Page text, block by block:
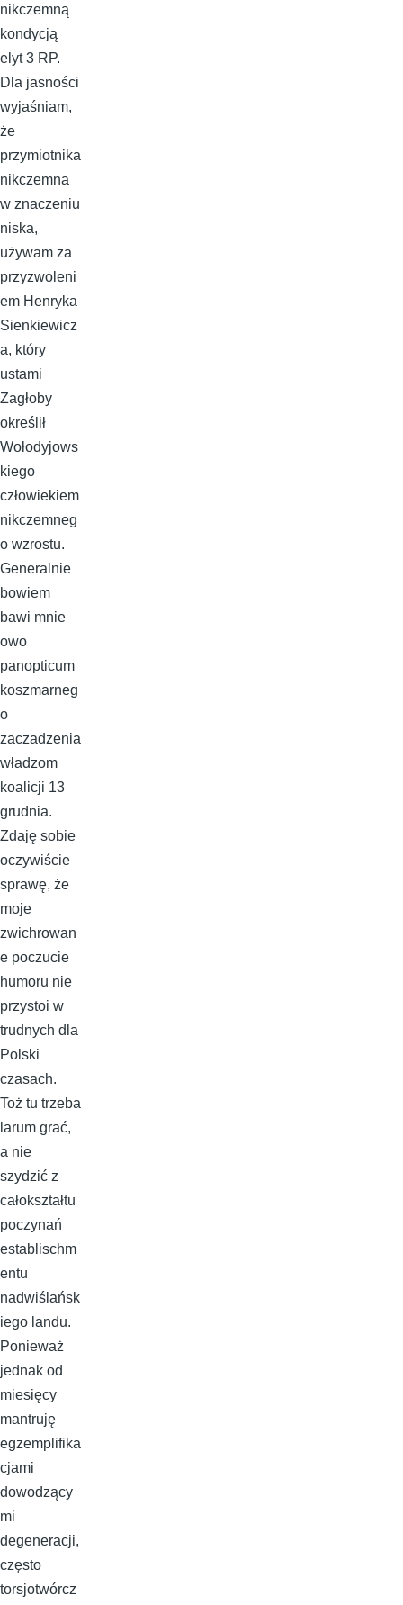
nikczemną
kondycją
elyt 3 RP.
Dla jasności
wyjaśniam,
że
przymiotnika
nikczemna
w znaczeniu
niska,
używam za
przyzwoleni
em Henryka
Sienkiewicz
a, który
ustami
Zagłoby
określił
Wołodyjows
kiego
człowiekiem
nikczemneg
o wzrostu.
Generalnie
bowiem
bawi mnie
owo
panopticum
koszmarneg
o
zaczadzenia
władzom
koalicji 13
grudnia.
Zdaję sobie
oczywiście
sprawę, że
moje
zwichrowan
e poczucie
humoru nie
przystoi w
trudnych dla
Polski
czasach.
Toż tu trzeba
larum grać,
a nie
szydzić z
całokształtu
poczynań
establischm
entu
nadwiślańsk
iego landu.
Ponieważ
jednak od
miesięcy
mantruję
egzemplifika
cjami
dowodzący
mi
degeneracji,
często
torsjotwórcz